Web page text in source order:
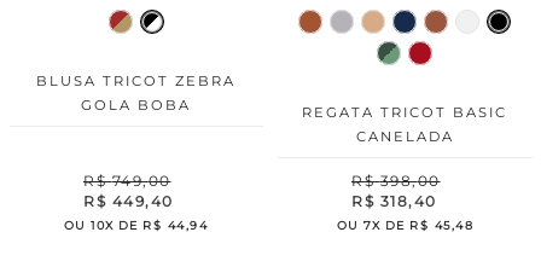
BLUSA TRICOT ZEBRA
GOLA BOBA
R$ 749,00
R$ 449,40
OU10X DE R$ 44,94
REGATA TRICOT BASIC
CANELADA
R$ 398,00
R$ 318,40
OU 7X DE R$ 45,48